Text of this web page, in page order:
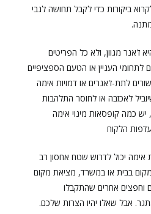
ביקורות כדי לקבל תחושה לגבי
ז'אנר מגוון, ולא כל הפריטים
לתחומי העניין או הטעם הספציפיים
לתת-ז'אנרים או דמויות אימה
לאכזבה או לחוסר התלהבות
כמה קופסאות מינוי אימה
הלקוח
אימה יכול לדרוש שטח אחסון רב
בבית או במשרד, מציאת מקום
וחפצים אחרים שהתקבלו
אבל שאלו יהיו הצרות שלכם.